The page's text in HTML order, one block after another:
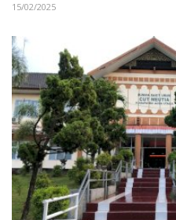
15/02/2025